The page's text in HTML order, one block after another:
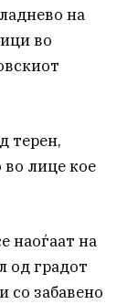
на
во
терен,
лице кое
наоѓаат на
од градот
со забавено